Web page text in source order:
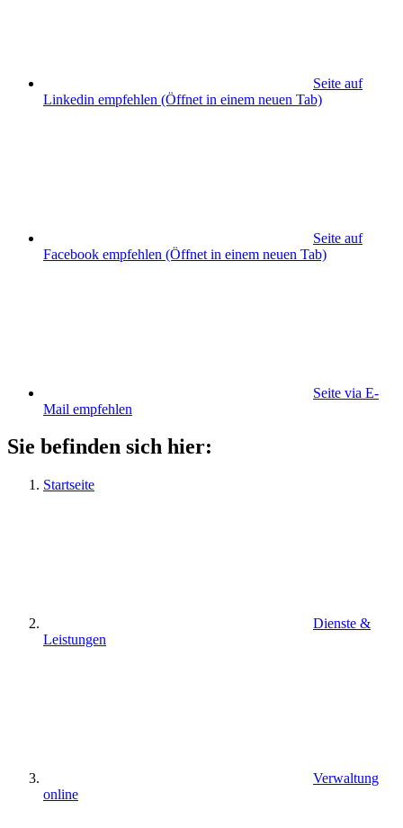
Seite auf
Linkedin empfehlen (Öffnet in einem neuen Tab)
Seite auf
Facebook empfehlen (Öffnet in einem neuen Tab)
Seite via E-
Mail empfehlen
Sie befinden sich hier:
Startseite
Dienste &
Leistungen
Verwaltung
online